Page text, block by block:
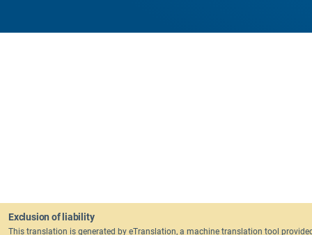
Exclusion of liability
This translation is generated by eTranslation, a machine translation tool